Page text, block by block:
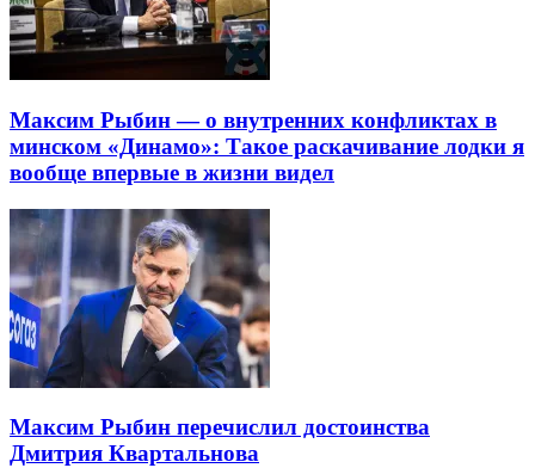
Максим Рыбин — о внутренних конфликтах в
минском «Динамо»: Такое раскачивание лодки я
вообще впервые в жизни видел
Максим Рыбин перечислил достоинства
Дмитрия Квартальнова